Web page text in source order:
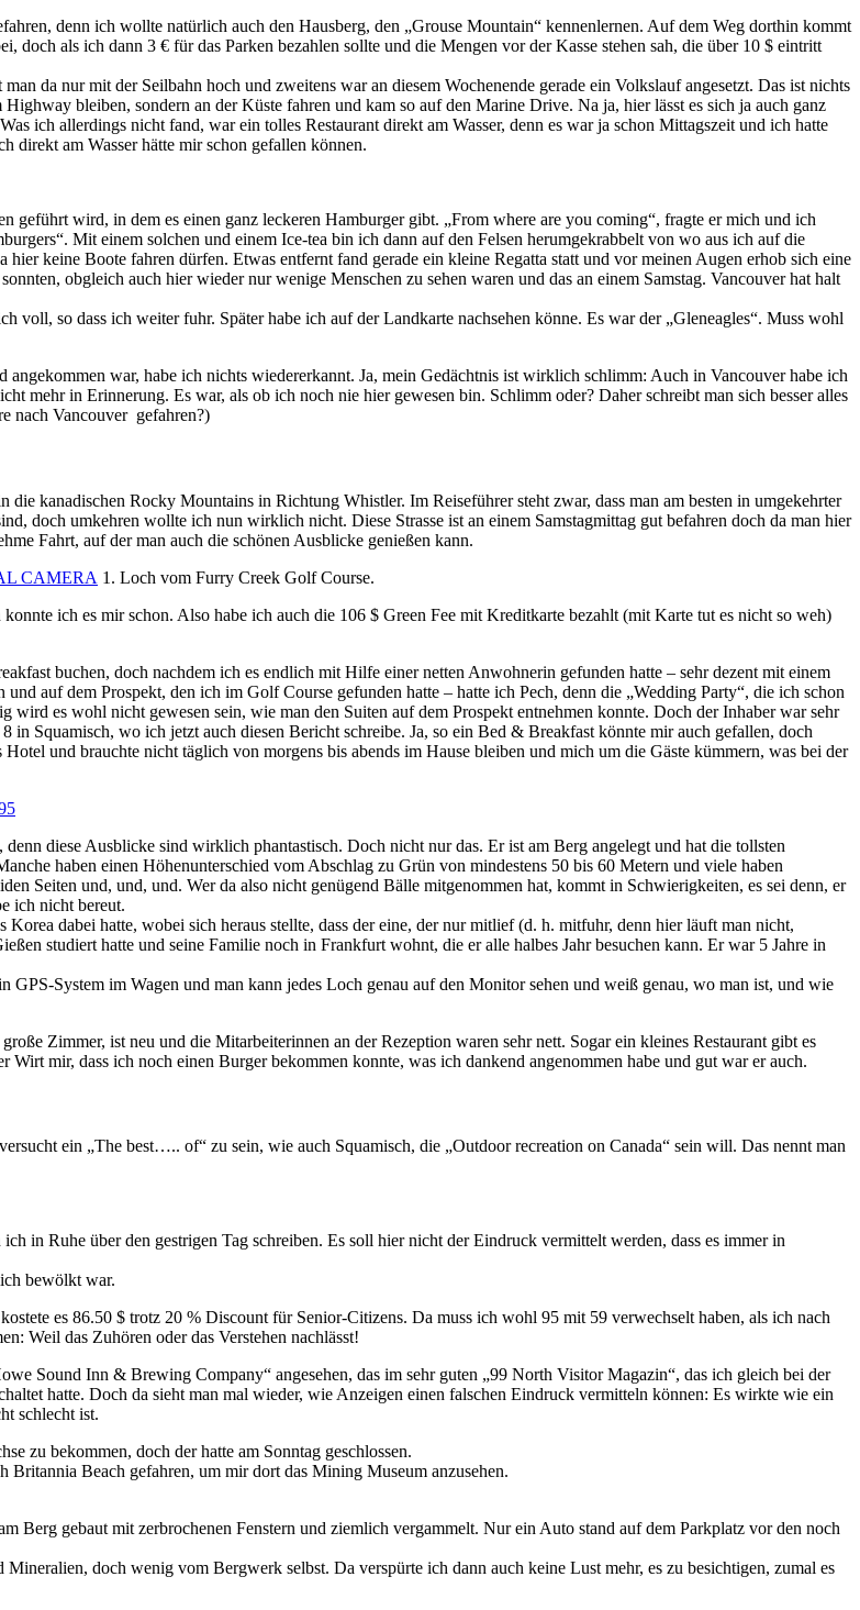
denn ich wollte natürlich auch den Hausberg, den „Grouse Mountain“ kennenlernen. Auf dem Weg dorthin kommt
als ich dann 3 € für das Parken bezahlen sollte und die Mengen vor der Kasse stehen sah, die über 10 $ eintritt
da nur mit der Seilbahn hoch und zweitens war an diesem Wochenende gerade ein Volkslauf angesetzt. Das ist nichts
bleiben, sondern an der Küste fahren und kam so auf den Marine Drive. Na ja, hier lässt es sich ja auch ganz
ich allerdings nicht fand, war ein tolles Restaurant direkt am Wasser, denn es war ja schon Mittagszeit und ich hatte
direkt am Wasser hätte mir schon gefallen können.
wird, in dem es einen ganz leckeren Hamburger gibt. „From where are you coming“, fragte er mich und ich
Mit einem solchen und einem Ice-tea bin ich dann auf den Felsen herumgekrabbelt von wo aus ich auf die
keine Boote fahren dürfen. Etwas entfernt fand gerade ein kleine Regatta statt und vor meinen Augen erhob sich eine
obgleich auch hier wieder nur wenige Menschen zu sehen waren und das an einem Samstag. Vancouver hat halt
so dass ich weiter fuhr. Später habe ich auf der Landkarte nachsehen könne. Es war der „Gleneagles“. Muss wohl
war, habe ich nichts wiedererkannt. Ja, mein Gedächtnis ist wirklich schlimm: Auch in Vancouver habe ich
mehr in Erinnerung. Es war, als ob ich noch nie hier gewesen bin. Schlimm oder? Daher schreibt man sich besser alles
nach Vancouver gefahren?)
kanadischen Rocky Mountains in Richtung Whistler. Im Reiseführer steht zwar, dass man am besten in umgekehrter
doch umkehren wollte ich nun wirklich nicht. Diese Strasse ist an einem Samstagmittag gut befahren doch da man hier
Fahrt, auf der man auch die schönen Ausblicke genießen kann.
1. Loch vom Furry Creek Golf Course.
ich es mir schon. Also habe ich auch die 106 $ Green Fee mit Kreditkarte bezahlt (mit Karte tut es nicht so weh)
buchen, doch nachdem ich es endlich mit Hilfe einer netten Anwohnerin gefunden hatte – sehr dezent mit einem
auf dem Prospekt, den ich im Golf Course gefunden hatte – hatte ich Pech, denn die „Wedding Party“, die ich schon
es wohl nicht gewesen sein, wie man den Suiten auf dem Prospekt entnehmen konnte. Doch der Inhaber war sehr
Squamisch, wo ich jetzt auch diesen Bericht schreibe. Ja, so ein Bed & Breakfast könnte mir auch gefallen, doch
und brauchte nicht täglich von morgens bis abends im Hause bleiben und mich um die Gäste kümmern, was bei der
diese Ausblicke sind wirklich phantastisch. Doch nicht nur das. Er ist am Berg angelegt und hat die tollsten
haben einen Höhenunterschied vom Abschlag zu Grün von mindestens 50 bis 60 Metern und viele haben
Seiten und, und, und. Wer da also nicht genügend Bälle mitgenommen hat, kommt in Schwierigkeiten, es sei denn, er
ich nicht bereut.
dabei hatte, wobei sich heraus stellte, dass der eine, der nur mitlief (d. h. mitfuhr, denn hier läuft man nicht,
studiert hatte und seine Familie noch in Frankfurt wohnt, die er alle halbes Jahr besuchen kann. Er war 5 Jahre in
System im Wagen und man kann jedes Loch genau auf den Monitor sehen und weiß genau, wo man ist, und wie
Zimmer, ist neu und die Mitarbeiterinnen an der Rezeption waren sehr nett. Sogar ein kleines Restaurant gibt es
mir, dass ich noch einen Burger bekommen konnte, was ich dankend angenommen habe und gut war er auch.
ein „The best….. of“ zu sein, wie auch Squamisch, die „Outdoor recreation on Canada“ sein will. Das nennt man
in Ruhe über den gestrigen Tag schreiben. Es soll hier nicht der Eindruck vermittelt werden, dass es immer in
bewölkt war.
es 86.50 $ trotz 20 % Discount für Senior-Citizens. Da muss ich wohl 95 mit 59 verwechselt haben, als ich nach
Weil das Zuhören oder das Verstehen nachlässt!
Sound Inn & Brewing Company“ angesehen, das im sehr guten „99 North Visitor Magazin“, das ich gleich bei der
hatte. Doch da sieht man mal wieder, wie Anzeigen einen falschen Eindruck vermitteln können: Es wirkte wie ein
schlecht ist.
zu bekommen, doch der hatte am Sonntag geschlossen.
Beach gefahren, um mir dort das Mining Museum anzusehen.
Berg gebaut mit zerbrochenen Fenstern und ziemlich vergammelt. Nur ein Auto stand auf dem Parkplatz vor den noch
doch wenig vom Bergwerk selbst. Da verspürte ich dann auch keine Lust mehr, es zu besichtigen, zumal es